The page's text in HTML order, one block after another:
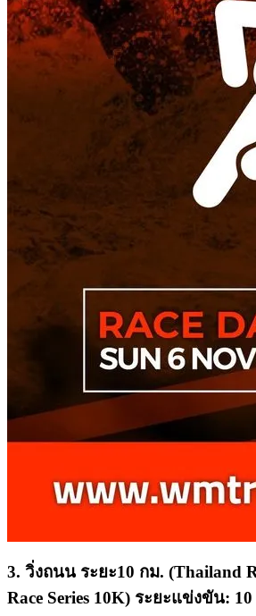
3. วิ่งถนน ระยะ10 กม. (Thailand
Race Series 10K) ระยะแข่งขัน: